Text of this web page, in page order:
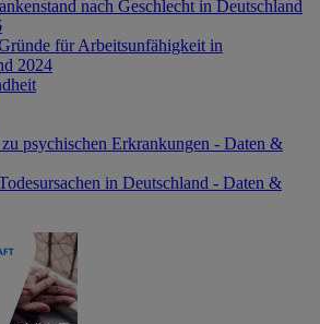
nach Geschlecht in Deutschland
für Arbeitsunfähigkeit in
2024
psychischen Erkrankungen - Daten &
in Deutschland - Daten &